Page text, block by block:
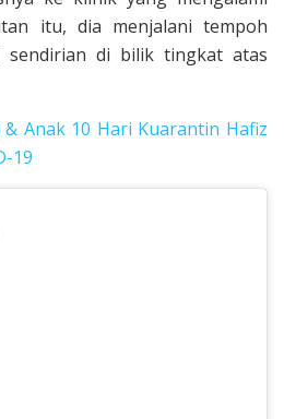
itu, dia menjalani tempoh
sendirian di bilik tingkat atas
Anak 10 Hari Kuarantin Hafiz
19